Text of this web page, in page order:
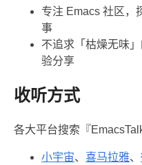
专注 Emacs 社区，
事
不追求「枯燥无味
验分享
收听方式
各大平台搜索『
小宇宙、 喜马拉雅、